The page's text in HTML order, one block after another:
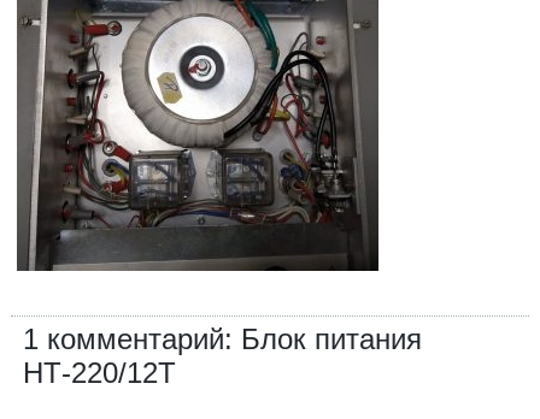
1 комментарий: Блок питания
НТ-220/12Т